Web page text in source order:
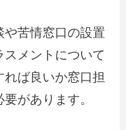
苦情窓口の設置
メントについて
ば良いか窓口担
があります。